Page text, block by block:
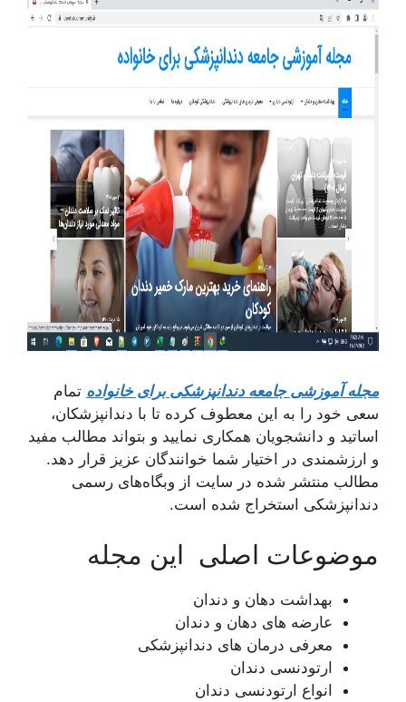
مجله آموزشی جامعه دندانپزشکی برای خانواده تمام
سعی خود را به این معطوف کرده تا با دندانپزشکان،
اساتید و دانشجویان همکاری نمایید و بتواند مطالب مفید
و ارزشمندی در اختیار شما خوانندگان عزیز قرار دهد.
مطالب منتشر شده در سایت از وبگاه‌های رسمی
دندانپزشکی استخراج شده است.
موضوعات اصلی این مجله
بهداشت دهان و دندان
عارضه های دهان و دندان
معرفی درمان های دندانپزشکی
ارتودنسی دندان
انواع ارتودنسی دندان